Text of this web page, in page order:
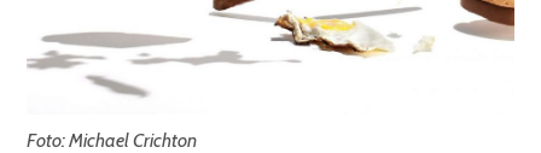
Foto: Michael Crichton